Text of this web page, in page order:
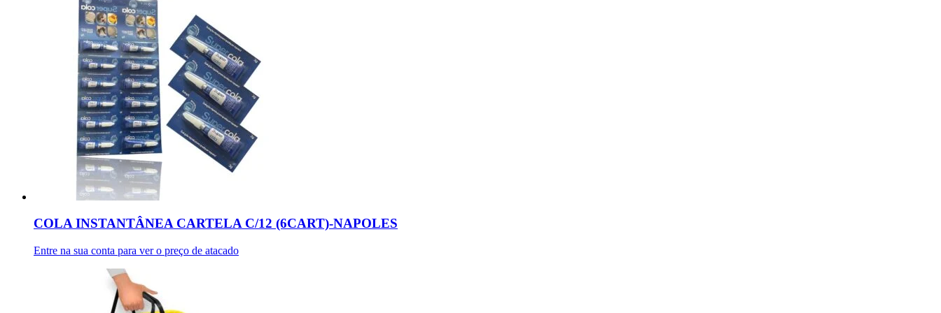
COLA INSTANTÂNEA CARTELA C/12 (6CART)-NAPOLES
Entre na sua conta para ver o preço de atacado